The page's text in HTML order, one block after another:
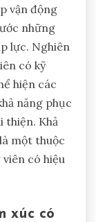
vận động
những
lực. Nghiên
có kỹ
hiện các
năng phục
thiện. Khả
một thuộc
có hiệu
xúc có